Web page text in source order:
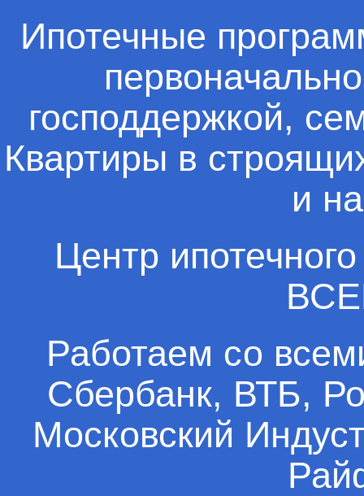
Ипотечные
господдержкой,
Квартиры в
и
Центр
Работаем со
Сбербанк, ВТБ,
Московский